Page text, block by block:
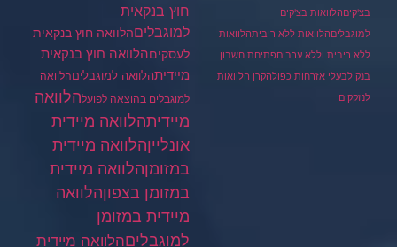
בצ'קיםהלוואות בצ'קים
למוגבליםהלוואות ללא ריביתהלוואות
ללא ריבית וללא ערביםפתיחת חשבון
בנק לבעלי אזרחות כפולהקרן הלוואות
לנזקקים
חוץ בנקאית
למוגבליםהלוואה חוץ בנקאית
לעסקיםהלוואה חוץ בנקאית
מיידיתהלוואה למוגבליםהלוואה
למוגבלים בהוצאה לפועלהלוואה
מיידיתהלוואה מיידית
אונלייןהלוואה מיידית
במזומןהלוואה מיידית
במזומן בצפוןהלוואה
מיידית במזומן
למוגבליםהלוואה מיידית